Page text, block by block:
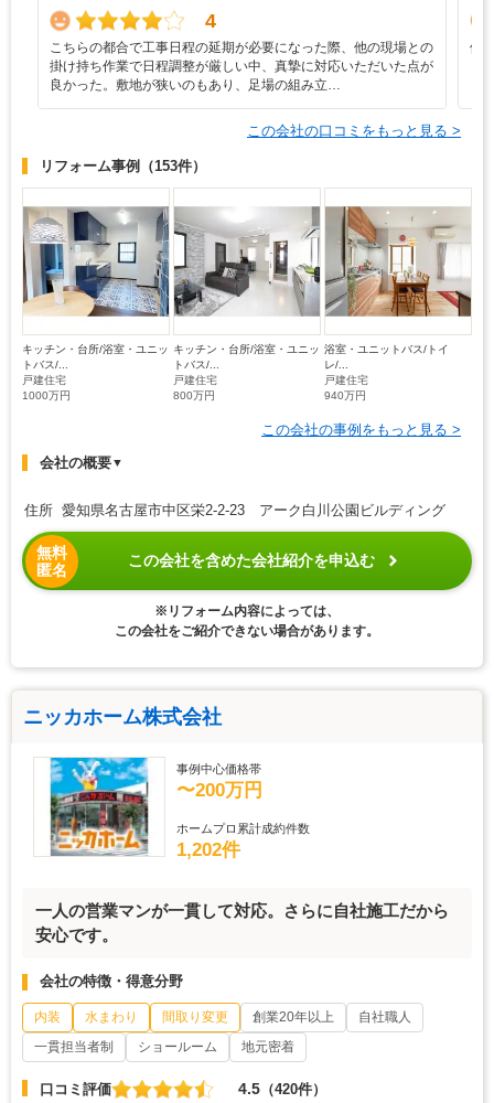
4
こちらの都合で工事日程の延期が必要になった際、他の現場との
掛け持ち作業で日程調整が厳しい中、真摯に対応いただいた点が
良かった。敷地が狭いのもあり、足場の組み立…
修
この会社の口コミをもっと見る >
リフォーム事例 （153件）
キッチン・台所/浴室・ユニッ
トバス/...
戸建住宅
1000万円
キッチン・台所/浴室・ユニッ
トバス/...
戸建住宅
800万円
浴室・ユニットバス/トイ
レ/...
戸建住宅
940万円
この会社の事例をもっと見る >
会社の概要▼
住所 愛知県名古屋市中区栄2-2-23 アーク白川公園ビルディング
無料
匿名
この会社を含めた会社紹介を申込む
※リフォーム内容によっては、
この会社をご紹介できない場合があります。
ニッカホーム株式会社
事例中心価格帯
〜200万円
ホームプロ累計成約件数
1,202件
一人の営業マンが一貫して対応。さらに自社施工だから
安心です。
会社の特徴・得意分野
内装 水まわり 間取り変更 創業20年以上
自社職人
一貫担当者制
ショールーム 地元密着
口コミ評価 4.5 （420件）